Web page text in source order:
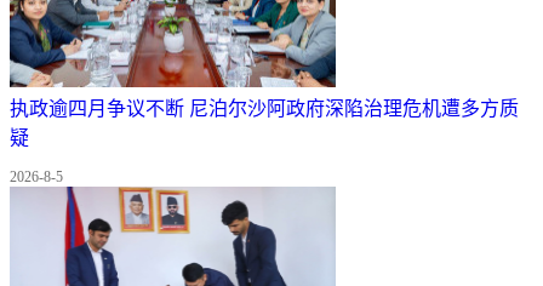
执政逾四月争议不断 尼泊尔沙阿政府深陷治理危机遭多方质
疑
2026-8-5